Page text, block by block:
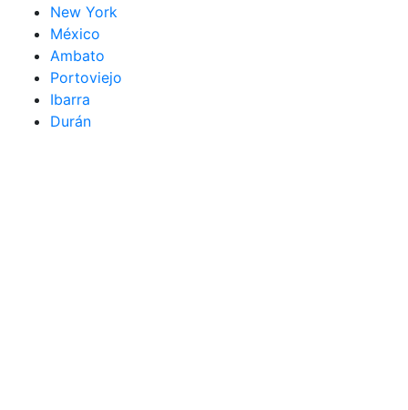
New York
México
Ambato
Portoviejo
Ibarra
Durán